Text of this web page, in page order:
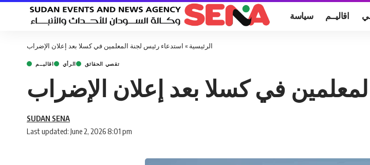
سياسة اقاليــم
الرئيسية » استدعاء رئيس لجنة المعلمين في كسلا بعد إعلان الإضراب
اقاليــم الرأي تقصي الحقائق
في كسلا بعد إعلان الإضراب
Last updated: June 2, 2026 8:01 pm
SUDAN SENA